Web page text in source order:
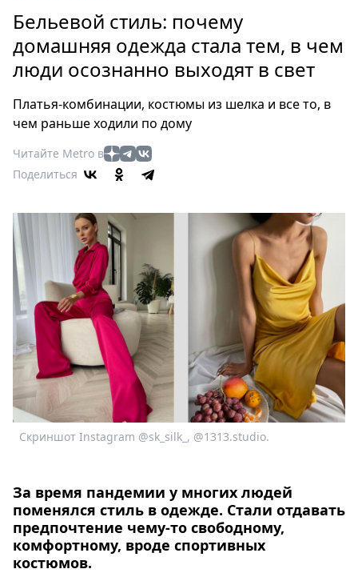
Россия
Мир
Здоровье
Туризм
Мода
Театр
Кино
Книги
Выставки
Пресс-
релизы
О
Metro
Стримы
Спецпроекты
Звезды
Выборы
2026
Бельевой стиль: почему
домашняя одежда стала тем, в чем
люди осознанно выходят в свет
Платья-комбинации, костюмы из шелка и все то, в
чем раньше ходили по дому
Читайте Metro в
Поделиться
Скриншот Instagram @sk_silk_, @1313.studio.
За время пандемии у многих людей
поменялся стиль в одежде. Стали отдавать
предпочтение чему-то свободному,
комфортному, вроде спортивных
костюмов.